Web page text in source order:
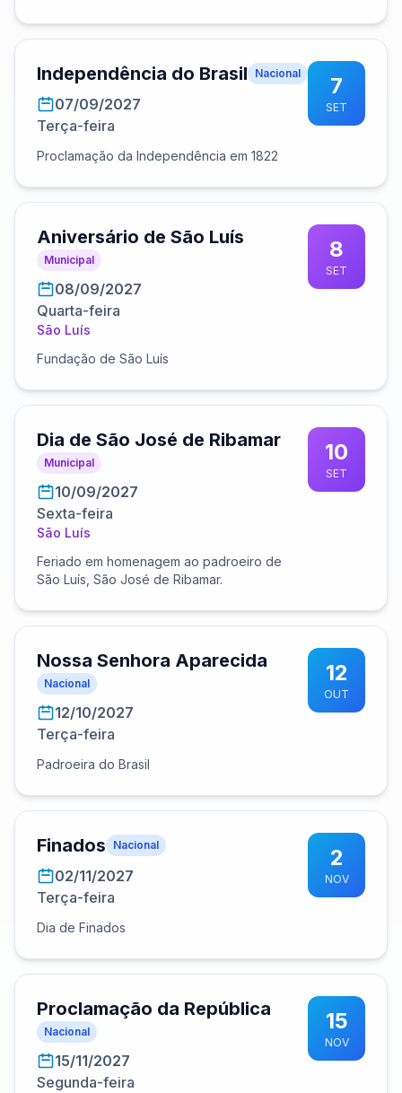
Independência do Brasil Nacional
07/09/2027
Terça-feira
Proclamação da Independência em 1822
7
SET
Aniversário de São Luís
Municipal
08/09/2027
Quarta-feira
São Luís
Fundação de São Luís
8
SET
Dia de São José de Ribamar
Municipal
10/09/2027
Sexta-feira
São Luís
Feriado em homenagem ao padroeiro de
São Luís, São José de Ribamar.
10
SET
Nossa Senhora Aparecida
Nacional
12/10/2027
Terça-feira
Padroeira do Brasil
12
OUT
Finados Nacional
02/11/2027
Terça-feira
Dia de Finados
2
NOV
Proclamação da República
Nacional
15/11/2027
Segunda-feira
15
NOV